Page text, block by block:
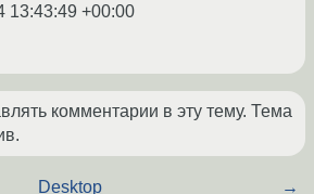
13:43:49 +00:00
комментарии в эту тему. Тема
Desktop →